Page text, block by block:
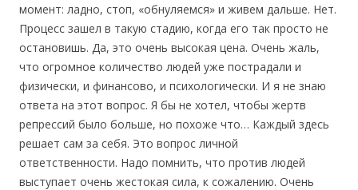
момент: ладно, стоп, «обнуляемся» и живем дальше. Нет.
Процесс зашел в такую стадию, когда его так просто не
остановишь. Да, это очень высокая цена. Очень жаль,
что огромное количество людей уже пострадали и
физически, и финансово, и психологически. И я не знаю
ответа на этот вопрос. Я бы не хотел, чтобы жертв
репрессий было больше, но похоже что… Каждый здесь
решает сам за себя. Это вопрос личной
ответственности. Надо помнить, что против людей
выступает очень жестокая сила, к сожалению. Очень